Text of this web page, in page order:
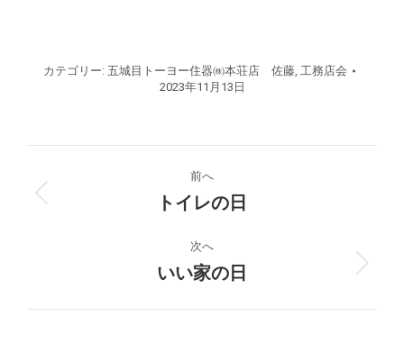
カテゴリー: 五城目トーヨー住器㈱本荘店 佐藤, 工務店会
2023年11月13日
稿
前へ
前
投
稿:
トイレの日
次へ
次
いい家の日